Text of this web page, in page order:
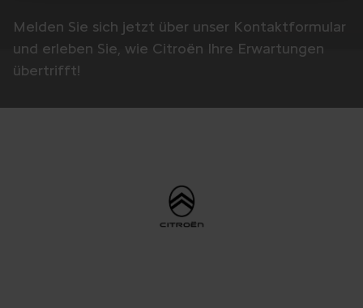
Melden Sie sich jetzt über unser Kontaktformular
und erleben Sie, wie Citroën Ihre Erwartungen
übertrifft!